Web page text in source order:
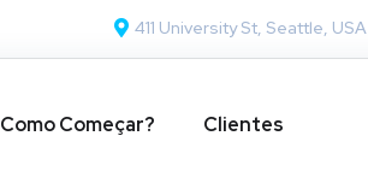
411 University St, Seattle, USA
Como Começar? Clientes